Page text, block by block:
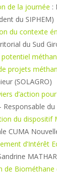
de la journée :
du SIPHEM)
du contexte
du Sud
potentiel
projets
(SOLAGRO)
d’action
du dispositif
CUMA
d’Intérêt
de